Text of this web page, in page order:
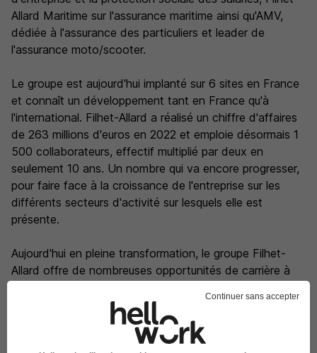
Allard Maritime sur l'assurance maritime ainsi qu'AMV,
dédiée à l'assurance des particuliers et leader de
l'assurance moto/scooter.
Le groupe est aujourd'hui implanté sur 6 sites en France
et connaît un développement tant en France qu'à
l'international. Filhet-Allard a réalisé un chiffre d'affaires
de 263 millions d'euros en 2022 et emploie désormais 1
500 collaborateurs, effectif multiplié par deux en
seulement 10 ans. Un nombre qui va encore progresser,
pour faire face à la croissance de l'entreprise sur les
différents secteurs d'activité sur lesquels elle est
présente.
Aujourd'hui en pleine transformation, le groupe Filhet-
Allard offre de nombreuses opportunités de carrière à
à la promotion interne, tout en veillant à l'adaptation
permanente de leurs compétences.
Continuer sans accepter